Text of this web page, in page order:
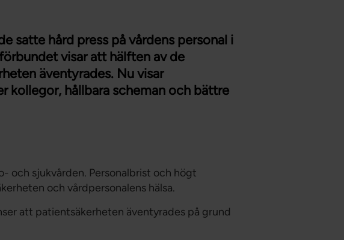
satte hård press på vårdens personal i
visar att hälften av de
äventyrades. Nu visar
kollegor, hållbara scheman och bättre
och sjukvården. Personalbrist och högt
och vårdpersonalens hälsa.
att patientsäkerheten äventyrades på grund